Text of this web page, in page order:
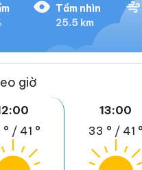
Tầm nhìn
25.5 km
giờ
/ 41 °
13:00
33 ° / 41 °